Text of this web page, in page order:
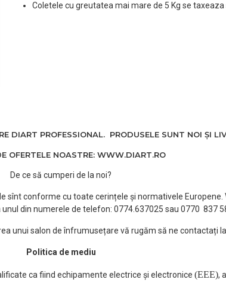
Coletele cu greutatea mai mare de 5 Kg se
DIART PROFESSIONAL. PRODUSELE SUNT NOI ȘI
OFERTELE NOASTRE: WWW.DIART.RO
De ce să cumperi de la noi?
sînt conforme cu toate cerințele și normativele
din numerele de telefon: 0774.637025 sau 0770 837
unui salon de înfrumusețare vă rugăm să ne contactați
Politica de mediu
ca fiind echipamente electrice și electronice (EEE),